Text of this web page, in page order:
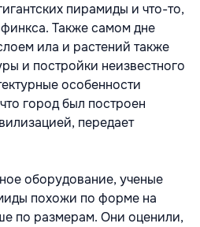
пирамиды и что-то,
Также самом дне
ила и растений также
и постройки неизвестного
особенности
город был построен
передает
оборудование, ученые
похожи по форме на
по размерам. Они оценили,